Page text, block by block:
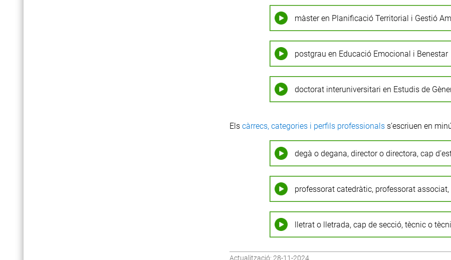
màster en Planificació Territorial i Gestió
postgrau en Educació Emocional i Benestar
doctorat interuniversitari en Estudis de
Els càrrecs, categories i perfils professionals s’escriuen en
degà o degana, director o directora, cap
professorat catedràtic, professorat
lletrat o lletrada, cap de secció, tècnic o
Actualització: 28-11-2024